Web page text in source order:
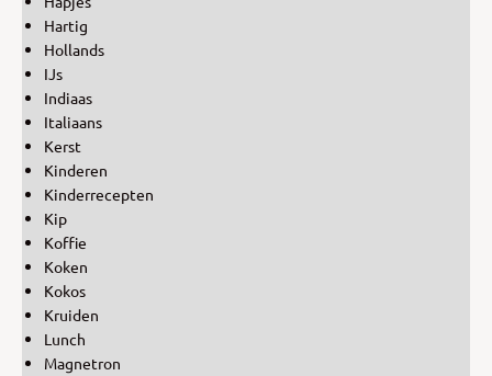
Hartig
Hollands
IJs
Indiaas
Italiaans
Kerst
Kinderen
Kinderrecepten
Kip
Koffie
Koken
Kokos
Kruiden
Lunch
Magnetron